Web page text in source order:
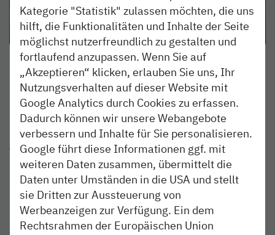
Foto: TMS Büsum GmbH
Informationen
www.buesum.de
info@buesum.de
(04181) 34522
Südstrand 11
24539 Büsum
Anreise
Kategorie "Statistik" zulassen möchten, die uns
hilft, die Funktionalitäten und Inhalte der Seite
möglichst nutzerfreundlich zu gestalten und
fortlaufend anzupassen. Wenn Sie auf
„Akzeptieren“ klicken, erlauben Sie uns, Ihr
Nutzungsverhalten auf dieser Website mit
Google Analytics durch Cookies zu erfassen.
Dadurch können wir unsere Webangebote
verbessern und Inhalte für Sie personalisieren.
Google führt diese Informationen ggf. mit
weiteren Daten zusammen, übermittelt die
Daten unter Umständen in die USA und stellt
sie Dritten zur Aussteuerung von
Werbeanzeigen zur Verfügung. Ein dem
Rechtsrahmen der Europäischen Union